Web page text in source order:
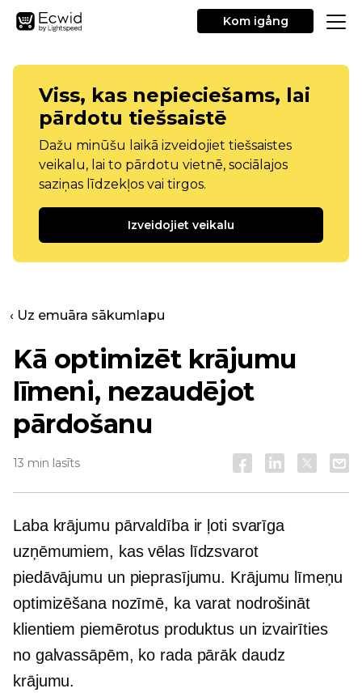
Kom igång
Viss, kas nepieciešams, lai
pārdotu tiešsaistē
Dažu minūšu laikā izveidojiet tiešsaistes
veikalu, lai to pārdotu vietnē, sociālajos
saziņas līdzekļos vai tirgos.
Izveidojiet veikalu
‹ Uz emuāra sākumlapu
Kā optimizēt krājumu
līmeni, nezaudējot
pārdošanu
13 min lasīts
Laba krājumu pārvaldība ir ļoti svarīga
uzņēmumiem, kas vēlas līdzsvarot
piedāvājumu un pieprasījumu. Krājumu līmeņu
optimizēšana nozīmē, ka varat nodrošināt
klientiem piemērotus produktus un izvairīties
no galvassāpēm, ko rada pārāk daudz
krājumu.